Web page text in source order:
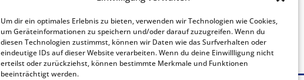
Um dir ein optimales Erlebnis zu bieten, verwenden wir Technologien wie Cookies,
um Geräteinformationen zu speichern und/oder darauf zuzugreifen. Wenn du
diesen Technologien zustimmst, können wir Daten wie das Surfverhalten oder
eindeutige IDs auf dieser Website verarbeiten. Wenn du deine Einwillligung nicht
erteilst oder zurückziehst, können bestimmte Merkmale und Funktionen
beeinträchtigt werden.